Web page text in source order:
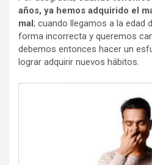
años, ya hemos adquirido el
mal; cuando llegamos a la edad
forma incorrecta y queremos
debemos entonces hacer un
lograr adquirir nuevos hábitos.